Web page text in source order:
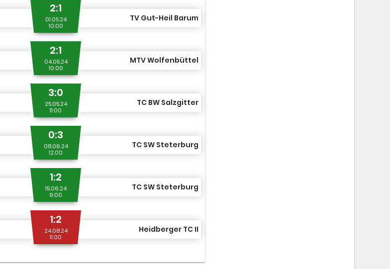
2:1
01.05.24
10:00
TV Gut-Heil Barum
2:1
04.05.24
10:00
MTV Wolfenbüttel
3:0
25.05.24
11:00
TC BW Salzgitter
0:3
08.06.24
12:00
TC SW Steterburg
1:2
15.06.24
9:00
TC SW Steterburg
1:2
24.08.24
11:00
Heidberger TC II